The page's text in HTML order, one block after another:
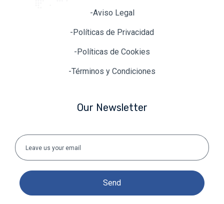
-Aviso Legal
-Políticas de Privacidad
-Políticas de Cookies
-Términos y Condiciones
Our Newsletter
Send